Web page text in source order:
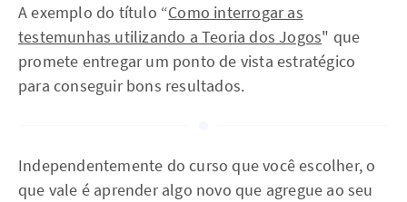
A exemplo do título “Como interrogar as
testemunhas utilizando a Teoria dos Jogos" que
promete entregar um ponto de vista estratégico
para conseguir bons resultados.
Independentemente do curso que você escolher, o
que vale é aprender algo novo que agregue ao seu